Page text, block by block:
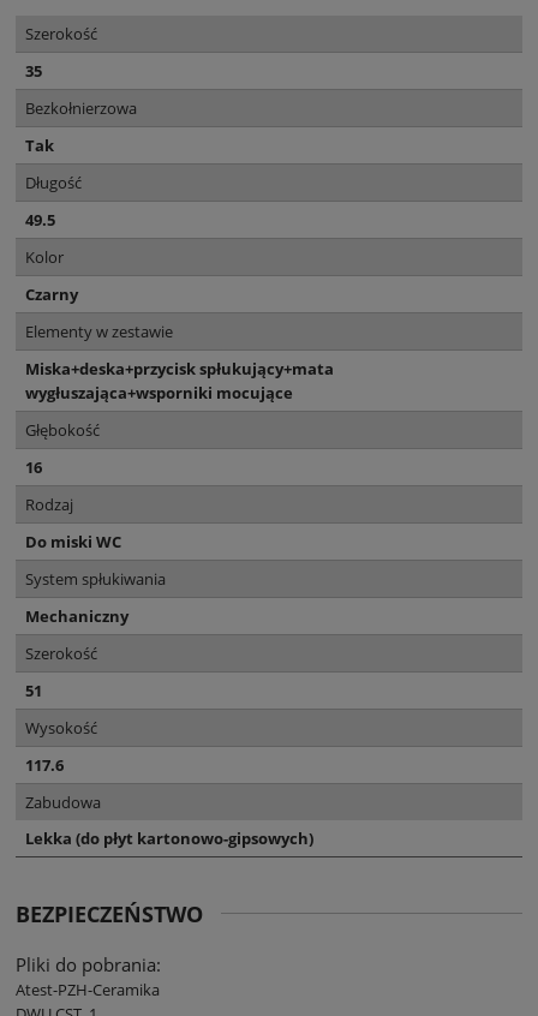
Szerokość
35
Bezkołnierzowa
Tak
Długość
49.5
Kolor
Czarny
Elementy w zestawie
Miska+deska+przycisk spłukujący+mata
wygłuszająca+wsporniki mocujące
Głębokość
16
Rodzaj
Do miski WC
System spłukiwania
Mechaniczny
Szerokość
51
Wysokość
117.6
Zabudowa
Lekka (do płyt kartonowo-gipsowych)
BEZPIECZEŃSTWO
Pliki do pobrania:
Atest-PZH-Ceramika